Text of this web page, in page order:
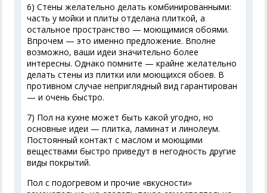
6) Стены желательно делать комбинированными:
часть у мойки и плиты отделана плиткой, а
остальное пространство — моющимися обоями.
Впрочем — это именно предложение. Вполне
возможно, ваши идеи значительно более
интересны. Однако помните — крайне желательно
делать стены из плитки или моющихся обоев. В
противном случае неприглядный вид гарантирован
— и очень быстро.
7) Пол на кухне может быть какой угодно, но
основные идеи — плитка, ламинат и линолеум.
Постоянный контакт с маслом и моющими
веществами быстро приведут в негодность другие
виды покрытий.
Пол с подогревом и прочие «вкусности»